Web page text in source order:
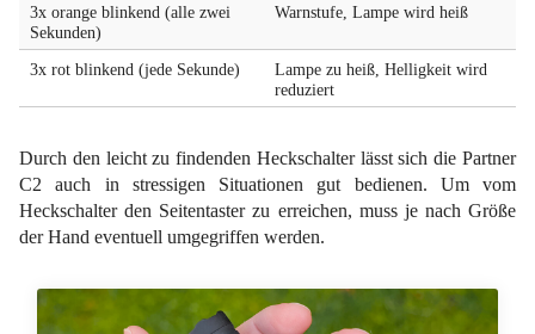
3x orange blinkend (alle zwei
Sekunden)
Warnstufe, Lampe wird heiß
3x rot blinkend (jede Sekunde)
Lampe zu heiß, Helligkeit wird
reduziert
Durch den leicht zu findenden Heckschalter lässt sich die Partner
C2 auch in stressigen Situationen gut bedienen. Um vom
Heckschalter den Seitentaster zu erreichen, muss je nach Größe
der Hand eventuell umgegriffen werden.